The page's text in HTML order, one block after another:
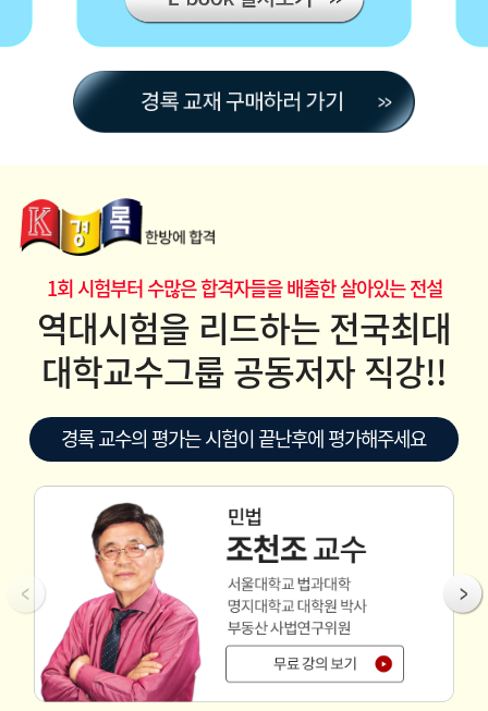
1회 시험부터 수많은 합격자들을 배출한 살아있는 전설
역대시험을 리드하는 전국최대
대학교수그룹 공동저자 직강!!
경록 교수의 평가는 시험이 끝난후에 평가해주세요